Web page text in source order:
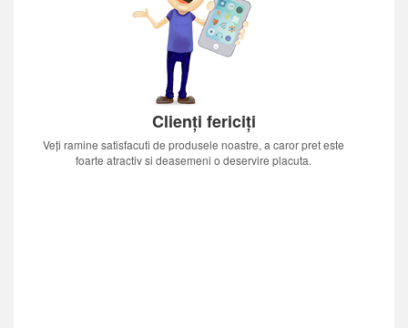
Clienți fericiți
Veți ramine satisfacuti de produsele noastre, a caror pret este
foarte atractiv si deasemeni o deservire placuta.